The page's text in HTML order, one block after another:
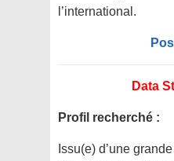
l’international.
Data
Profil recherché :
Issu(e) d’une